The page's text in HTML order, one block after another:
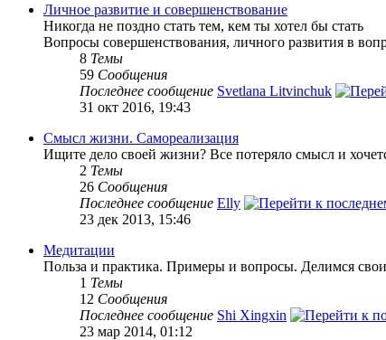
Личное развитие и совершенствование
Никогда не поздно стать тем, кем ты хотел бы стать
Вопросы совершенствования, личного развития в
8 Темы
59 Сообщения
Последнее сообщение Svetlana Litvinchuk
31 окт 2016, 19:43
Смысл жизни. Самореализация
Ищите дело своей жизни? Все потеряло смысл и
2 Темы
26 Сообщения
Последнее сообщение Elly
23 дек 2013, 15:46
Медитации
Польза и практика. Примеры и вопросы. Делимся
1 Темы
12 Сообщения
Последнее сообщение Shi Xingxin
23 мар 2014, 01:12